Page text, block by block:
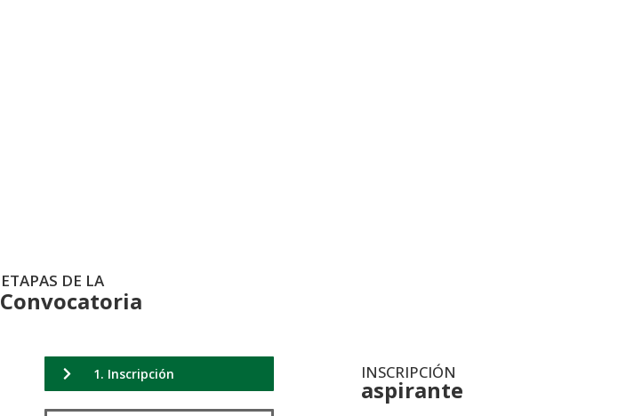
ETAPAS DE LA
Convocatoria
1. Inscripción INSCRIPCIÓN
aspirante